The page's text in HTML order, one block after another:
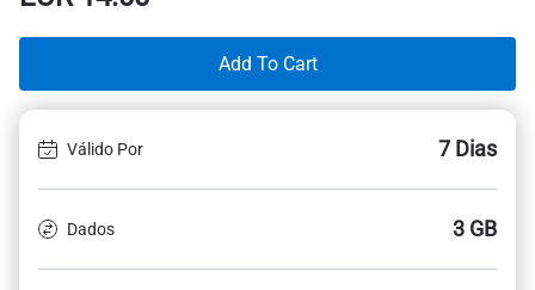
Add To Cart
Válido Por 7 Dias
Dados 3 GB